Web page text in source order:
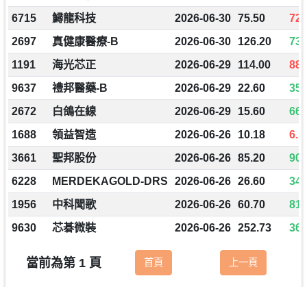
6715
鱘龍科技 2026-06-30 75.50
2697
真健康醫療-B 2026-06-30 126.20
1191
海光芯正 2026-06-29 114.00
9637
禮邦醫藥-B 2026-06-29 22.60
2672
白鴿在線 2026-06-29 15.60
1688
領益智造 2026-06-26 10.18
3661
聖邦股份 2026-06-26 85.20
6228
MERDEKAGOLD-DRS 2026-06-26 26.60
1956
中科聞歌 2026-06-26 60.70
9630
芯碁微裝 2026-06-26 252.73
當前為第 1 頁 首頁 上一頁